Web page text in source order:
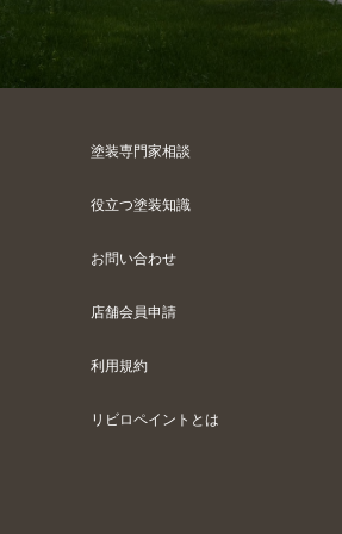
塗装専門家相談
役立つ塗装知識
お問い合わせ
店舗会員申請
利用規約
リビロペイントとは